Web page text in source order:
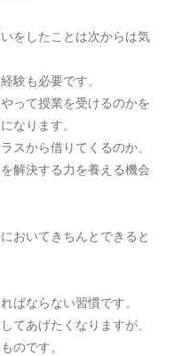
をしたことは次からは気
験も必要です。
って授業を受けるのかを
なります。
スから借りてくるのか、
解決する力を養える機会
おいてきちんとできると
ばならない習慣です。
てあげたくなりますが、
のです。